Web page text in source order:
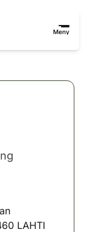
Meny
LAHTI